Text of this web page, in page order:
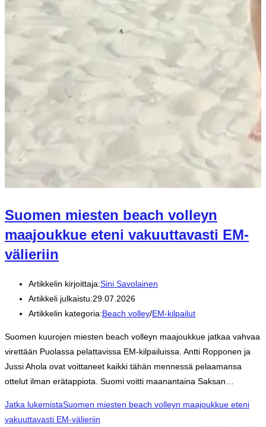
Suomen miesten beach volleyn
maajoukkue eteni vakuuttavasti EM-
välieriin
Artikkelin kirjoittaja:Sini Savolainen
Artikkeli julkaistu:29.07.2026
Artikkelin kategoria:Beach volley/EM-kilpailut
Suomen kuurojen miesten beach volleyn maajoukkue jatkaa vahvaa
virettään Puolassa pelattavissa EM-kilpailuissa. Antti Ropponen ja
Jussi Ahola ovat voittaneet kaikki tähän mennessä pelaamansa
ottelut ilman erätappiota. Suomi voitti maanantaina Saksan…
Jatka lukemistaSuomen miesten beach volleyn maajoukkue eteni
vakuuttavasti EM-välieriin